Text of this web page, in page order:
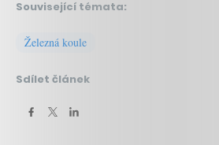
Související témata:
Železná koule
Sdílet článek